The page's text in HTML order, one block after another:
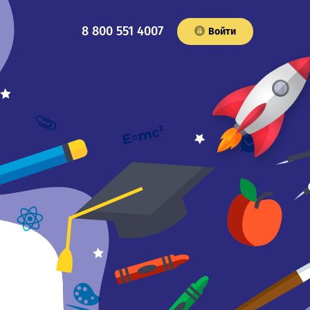
8 800 551 4007 Войти